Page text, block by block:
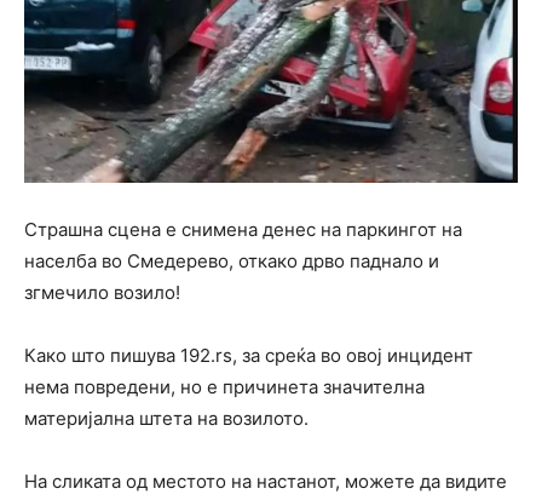
Страшна сцена е снимена денес на паркингот на
населба во Смедерево, откако дрво паднало и
згмечило возило!
Како што пишува 192.rs, за среќа во овој инцидент
нема повредени, но е причинета значителна
материјална штета на возилото.
На сликата од местото на настанот, можете да видите